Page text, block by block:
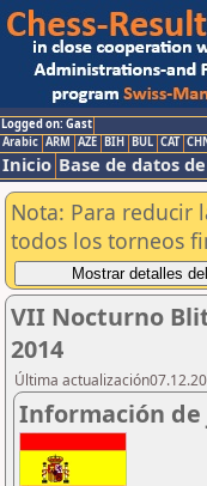
Logged on: Gast
Arabic ARM AZE BIH BUL CAT
Inicio Base de datos
Nota: Para reducir
todos los torneos
VII Nocturno
2014
Última
Información